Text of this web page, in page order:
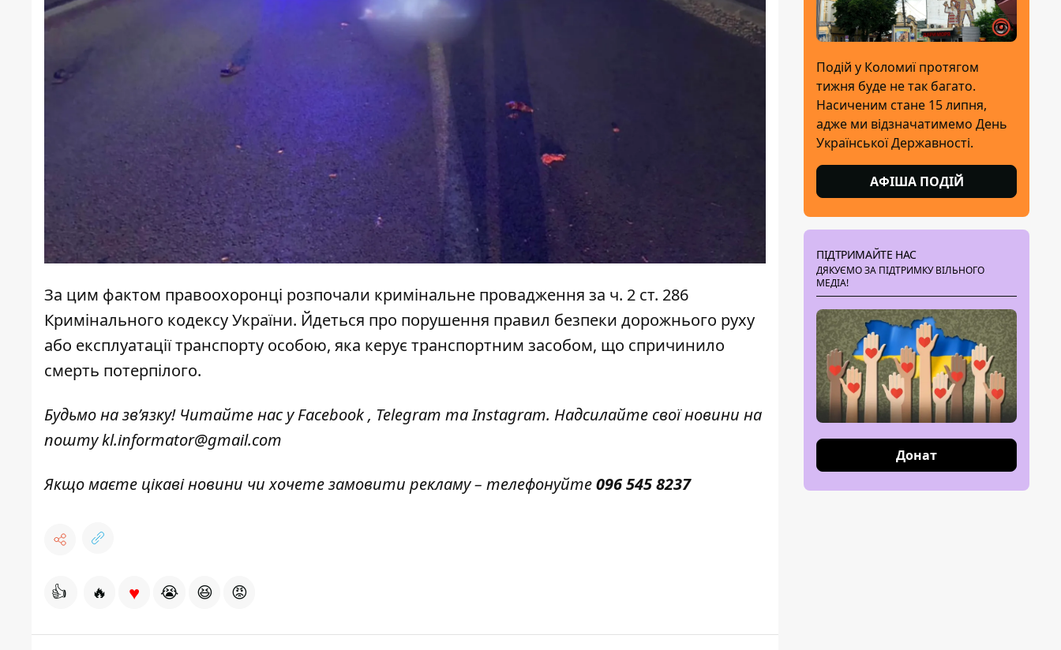
За цим фактом правоохоронці розпочали кримінальне провадження за ч. 2 ст. 286
Кримінального кодексу України. Йдеться про порушення правил безпеки дорожнього руху
або експлуатації транспорту особою, яка керує транспортним засобом, що спричинило
смерть потерпілого.
Будьмо на зв’язку! Читайте нас уFacebook, Telegram таInstagram. Надсилайте свої новини на
поштуkl.informator@gmail.com
Якщо маєте цікаві новини чи хочете замовити рекламу – телефонуйте096 545 8237
👍 🔥 ♥ 😭 😆 😡
Подій у Коломиї протягом
тижня буде не так багато.
Насиченим стане 15 липня,
адже ми відзначатимемо День
Української Державності.
АФІША ПОДІЙ
ПІДТРИМАЙТЕ НАС
ДЯКУЄМО ЗА ПІДТРИМКУ ВІЛЬНОГО
МЕДІА!
Донат